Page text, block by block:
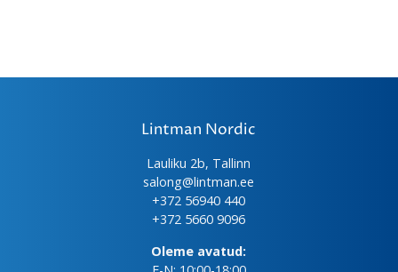
Lintman Nordic
Lauliku 2b, Tallinn
salong@lintman.ee
+372 56940 440
+372 5660 9096
Oleme avatud: